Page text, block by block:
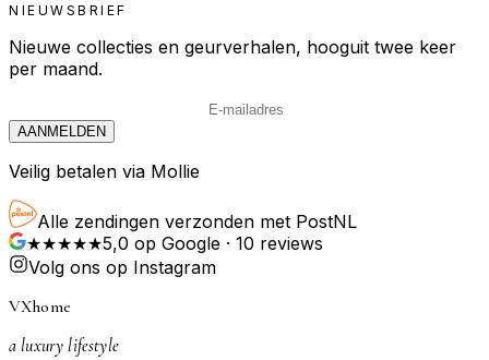
NIEUWSBRIEF
Nieuwe collecties en geurverhalen, hooguit twee keer
per maand.
AANMELDEN
Veilig betalen via Mollie
Alle zendingen verzonden met PostNL
★★★★★5,0 op Google · 10 reviews
Volg ons op Instagram
VXhome
a luxury lifestyle